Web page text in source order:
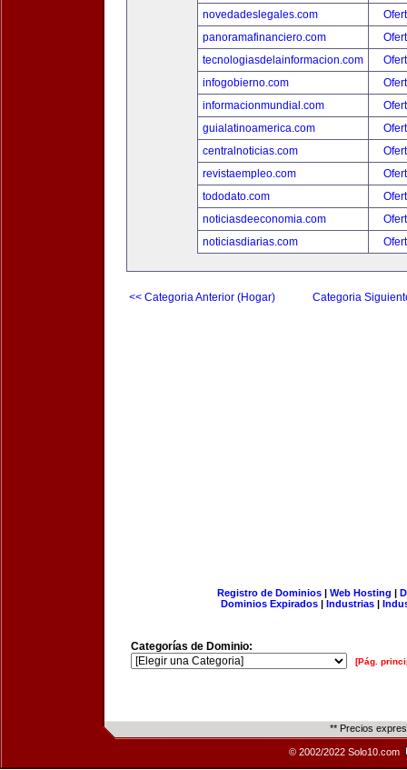
novedadeslegales.com
panoramafinanciero.com
tecnologiasdelainformacion.com
infogobierno.com
informacionmundial.com
guialatinoamerica.com
centralnoticias.com
revistaempleo.com
tododato.com
noticiasdeeconomia.com
noticiasdiarias.com
<< Categoria Anterior (Hogar) Categoria
Registro de Dominios| Web Hosting |
Dominios Expirados | Industrias |
Categorías de Dominio:
[Pág.
** Precios
© 2002/2022 Solo10.com